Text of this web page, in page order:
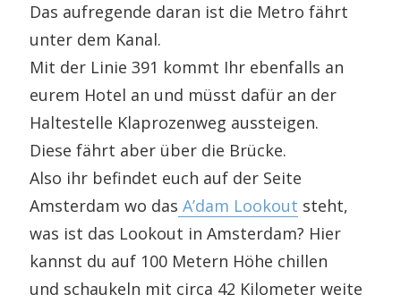
Das aufregende daran ist die Metro fährt
unter dem Kanal.
Mit der Linie 391 kommt Ihr ebenfalls an
eurem Hotel an und müsst dafür an der
Haltestelle Klaprozenweg aussteigen.
Diese fährt aber über die Brücke.
Also ihr befindet euch auf der Seite
Amsterdam wo das A’dam Lookout steht,
was ist das Lookout in Amsterdam? Hier
kannst du auf 100 Metern Höhe chillen
und schaukeln mit circa 42 Kilometer weite